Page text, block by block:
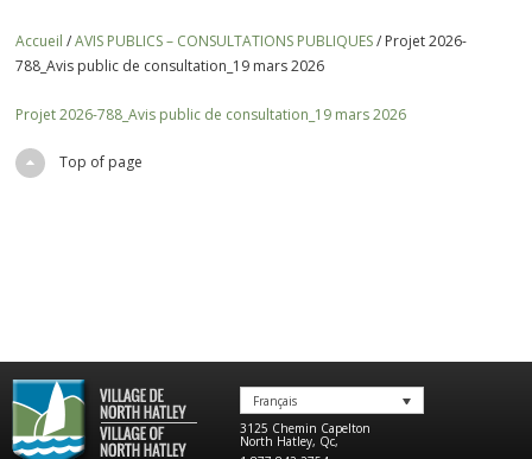
Accueil /AVIS PUBLICS – CONSULTATIONS PUBLIQUES/ Projet 2026-
788_Avis public de consultation_19 mars 2026
Projet 2026-788_Avis public de consultation_19 mars 2026
Top of page
Français
3125 Chemin Capelton
North Hatley, Qc,